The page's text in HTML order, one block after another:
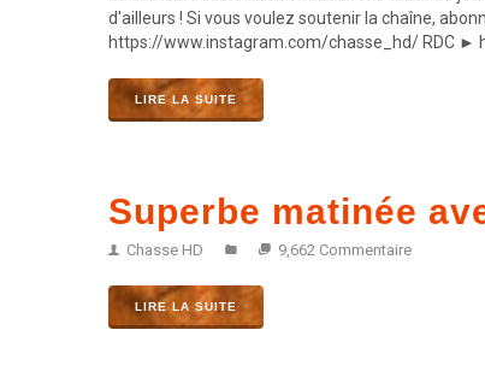
d'ailleurs ! Si vous voulez soutenir la chaîne,
https://www.instagram.com/chasse_hd/ RDC ►
LIRE LA SUITE
Superbe matinée
Chasse HD 9,662 Commentaire
LIRE LA SUITE